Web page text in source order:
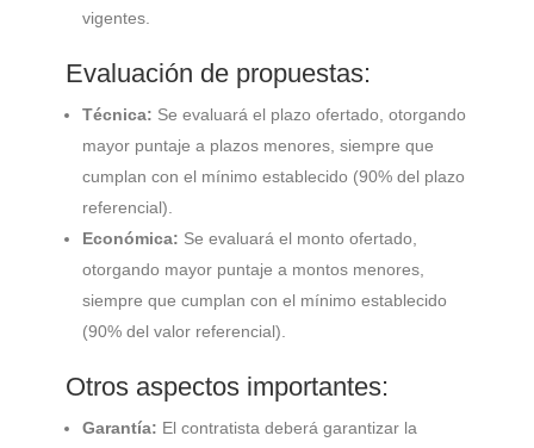
vigentes.
Evaluación de propuestas:
Técnica: Se evaluará el plazo ofertado, otorgando
mayor puntaje a plazos menores, siempre que
cumplan con el mínimo establecido (90% del plazo
referencial).
Económica: Se evaluará el monto ofertado,
otorgando mayor puntaje a montos menores,
siempre que cumplan con el mínimo establecido
(90% del valor referencial).
Otros aspectos importantes:
Garantía: El contratista deberá garantizar la